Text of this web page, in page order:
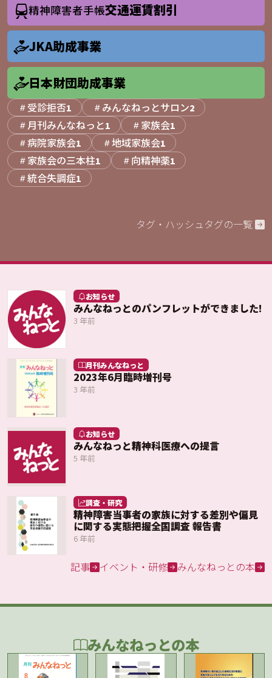
精神障害者手帳交通運賃割引
JKA助成事業
日本財団助成事業
受診拒否1 みんなねっとサロン2
月刊みんなねっと1 家族会1
病院家族会1 地域家族会1
家族会の三本柱1 向精神薬1
統合失調症1
タグ・ハッシュタグの一覧
お知らせ
みんなねっとのパンフレットができました!
3 年前
月刊みんなねっと
2023年6月臨時増刊号
3 年前
お知らせ
みんなねっと精神科医療への提言
5 年前
調査・研究
精神障害当事者の家族に対する差別や偏見
に関する実態把握全国調査 報告書
6 年前
記事 イベント・研修 みんなねっとの本
みんなねっとの本